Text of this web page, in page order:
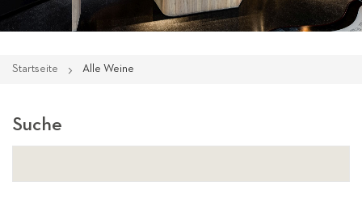
Startseite Alle Weine
Suche